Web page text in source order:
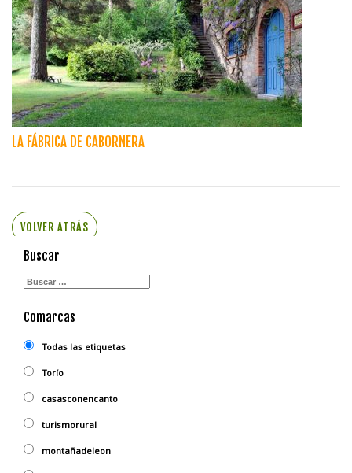
LA FÁBRICA DE CABORNERA
VOLVER ATRÁS
Buscar
Comarcas
Todas las etiquetas
Torío
casasconencanto
turismorural
montañadeleon